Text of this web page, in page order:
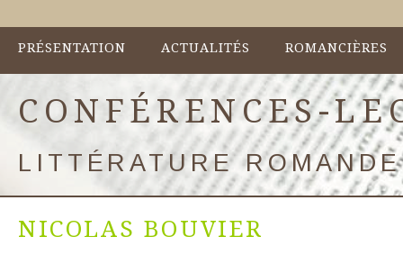
PRÉSENTATION ACTUALITÉS ROMANCIÈRES
CONFÉRENCES-
LITTÉRATURE ROMANDE
NICOLAS BOUVIER